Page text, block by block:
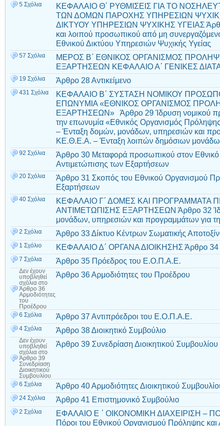
5 Σχόλια
ΚΕΦΑΛΑΙΟ Θ΄ ΡΥΘΜΙΣΕΙΣ ΓΙΑ ΤΟ
ΤΩΝ ΔΟΜΩΝ ΠΑΡΟΧΗΣ ΥΠΗΡΕΣΙΩΝ
ΔΙΚΤΥΟΥ ΥΠΗΡΕΣΙΩΝ ΨΥΧΙΚΗΣ ΥΓΕΙΑΣ
και λοιπού προσωπικού από μη
Εθνικού Δικτύου Υπηρεσιών Ψυχικής Υγείας
57 Σχόλια
ΜΕΡΟΣ Β΄ ΕΘΝΙΚΟΣ ΟΡΓΑΝΙΣΜΟΣ
ΕΞΑΡΤΗΣΕΩΝ ΚΕΦΑΛΑΙΟ Α΄ ΓΕΝΙΚΕΣ
19 Σχόλια Άρθρο 28 Αντικείμενο
431 Σχόλια
ΚΕΦΑΛΑΙΟ Β΄ ΣΥΣΤΑΣΗ ΝΟΜΙΚΟΥ
ΕΠΩΝΥΜΙΑ «ΕΘΝΙΚΟΣ ΟΡΓΑΝΙΣΜΟΣ
ΕΞΑΡΤΗΣΕΩΝ» Άρθρο 29 Ίδρυση νομικού
την επωνυμία «Εθνικός Οργανισμός
– Ένταξη δομών, μονάδων, υπηρεσιών και
ΚΕ.Θ.Ε.Α. – Ένταξη λοιπών δημόσιων
92 Σχόλια
Άρθρο 30 Μεταφορά προσωπικού στον
Αντιμετώπισης των Εξαρτήσεων
20 Σχόλια
Άρθρο 31 Σκοπός του Εθνικού Οργανισμού
Εξαρτήσεων
40 Σχόλια
ΚΕΦΑΛΑΙΟ Γ΄ ΔΟΜΕΣ ΚΑΙ ΠΡΟΓΡΑΜΜΑΤΑ
ΑΝΤΙΜΕΤΩΠΙΣΗΣ ΕΞΑΡΤΗΣΕΩΝ Άρθρο 32
μονάδων, υπηρεσιών και προγραμμάτων για
2 Σχόλια Άρθρο 33 Δίκτυο Κέντρων Σωματικής
1 Σχόλιο ΚΕΦΑΛΑΙΟ Δ΄ ΟΡΓΑΝΑ ΔΙΟΙΚΗΣΗΣ Άρθρο 34
7 Σχόλια Άρθρο 35 Πρόεδρος του Ε.Ο.Π.Α.Ε.
Δεν έχουν
υποβληθεί
σχόλια στο
Άρθρο 36
Αρμοδιότητες
του
Προέδρου
Άρθρο 36 Αρμοδιότητες του Προέδρου
6 Σχόλια Άρθρο 37 Αντιπρόεδροι του Ε.Ο.Π.Α.Ε.
4 Σχόλια Άρθρο 38 Διοικητικό Συμβούλιο
Δεν έχουν
υποβληθεί
σχόλια στο
Άρθρο 39
Συνεδρίαση
Διοικητικού
Συμβουλίου
Άρθρο 39 Συνεδρίαση Διοικητικού Συμβουλίου
6 Σχόλια Άρθρο 40 Αρμοδιότητες Διοικητικού
24 Σχόλια Άρθρο 41 Επιστημονικό Συμβούλιο
2 Σχόλια
ΕΦΑΛΑΙΟ Ε ΄ ΟΙΚΟΝΟΜΙΚΗ ΔΙΑΧΕΙΡΙΣΗ –
Πόροι του Εθνικού Οργανισμού Πρόληψης